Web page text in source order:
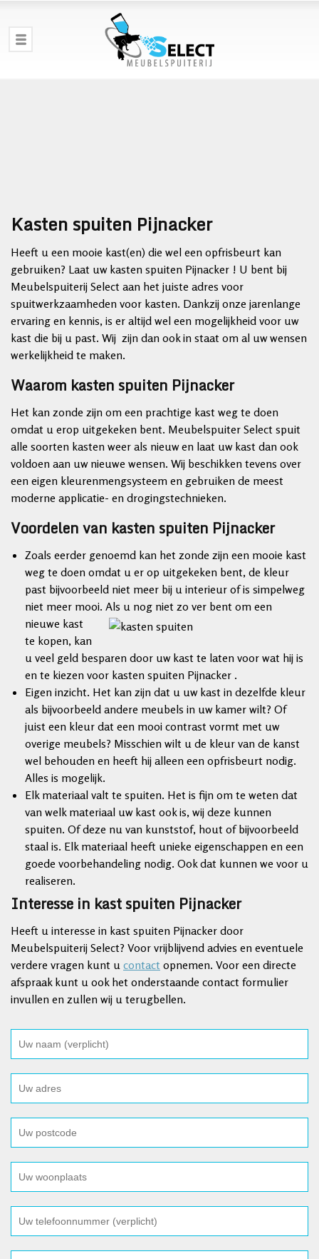
Kasten spuiten Pijnacker
Heeft u een mooie kast(en) die wel een opfrisbeurt kan
gebruiken? Laat uw kasten spuiten Pijnacker ! U bent bij
Meubelspuiterij Select aan het juiste adres voor
spuitwerkzaamheden voor kasten. Dankzij onze jarenlange
ervaring en kennis, is er altijd wel een mogelijkheid voor uw
kast die bij u past. Wij zijn dan ook in staat om al uw wensen
werkelijkheid te maken.
Waarom kasten spuiten Pijnacker
Het kan zonde zijn om een prachtige kast weg te doen
omdat u erop uitgekeken bent. Meubelspuiter Select spuit
alle soorten kasten weer als nieuw en laat uw kast dan ook
voldoen aan uw nieuwe wensen. Wij beschikken tevens over
een eigen kleurenmengsysteem en gebruiken de meest
moderne applicatie- en drogingstechnieken.
Voordelen van kasten spuiten Pijnacker
Zoals eerder genoemd kan het zonde zijn een mooie kast
weg te doen omdat u er op uitgekeken bent, de kleur
past bijvoorbeeld niet meer bij u interieur of is simpelweg
niet meer mooi. Als u nog niet zo ver bent om een
nieuwe kast
te kopen, kan
u veel geld besparen door uw kast te laten voor wat hij is
en te kiezen voor kasten spuiten Pijnacker .
Eigen inzicht. Het kan zijn dat u uw kast in dezelfde kleur
als bijvoorbeeld andere meubels in uw kamer wilt? Of
juist een kleur dat een mooi contrast vormt met uw
overige meubels? Misschien wilt u de kleur van de kanst
wel behouden en heeft hij alleen een opfrisbeurt nodig.
Alles is mogelijk.
Elk materiaal valt te spuiten. Het is fijn om te weten dat
van welk materiaal uw kast ook is, wij deze kunnen
spuiten. Of deze nu van kunststof, hout of bijvoorbeeld
staal is. Elk materiaal heeft unieke eigenschappen en een
goede voorbehandeling nodig. Ook dat kunnen we voor u
realiseren.
Interesse in kast spuiten Pijnacker
Heeft u interesse in kast spuiten Pijnacker door
Meubelspuiterij Select? Voor vrijblijvend advies en eventuele
verdere vragen kunt u contact opnemen. Voor een directe
afspraak kunt u ook het onderstaande contact formulier
invullen en zullen wij u terugbellen.